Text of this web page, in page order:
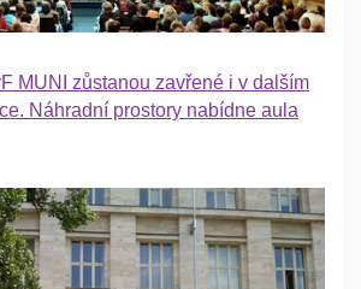
MUNI zůstanou zavřené i v dalším
Náhradní prostory nabídne aula